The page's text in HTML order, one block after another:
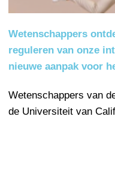
Wetenschappers
reguleren van onze
nieuwe aanpak voor
Wetenschappers van
de Universiteit van